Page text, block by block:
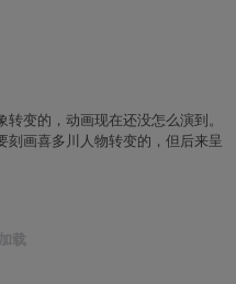
变的，动画现在还没怎么演到。
刻画喜多川人物转变的，但后来呈
载